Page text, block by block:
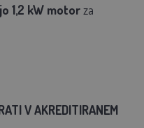
1,2 kW motor za
V AKREDITIRANEM